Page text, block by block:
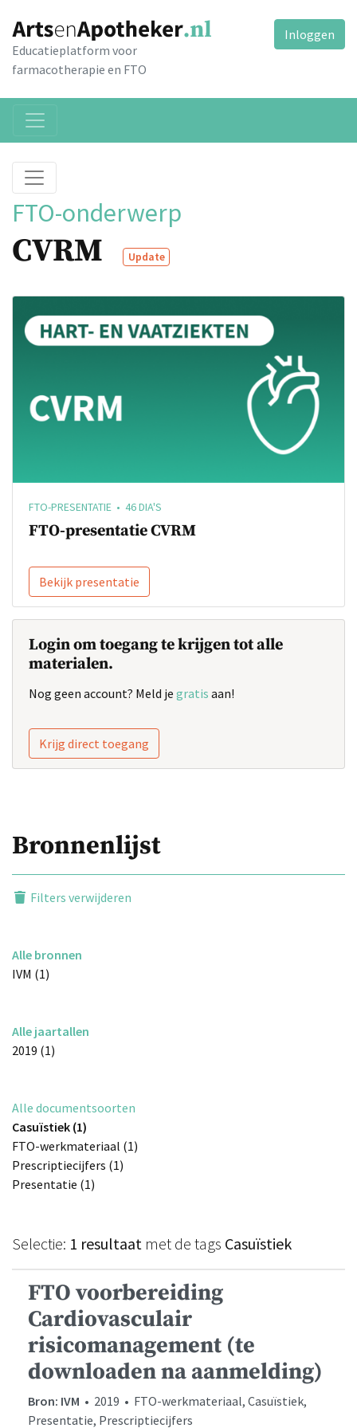
Educatieplatform voor
farmacotherapie en FTO
Inloggen
FTO-onderwerp
CVRM Update
FTO-PRESENTATIE • 46 DIA'S
FTO-presentatie CVRM
Bekijk presentatie
Login om toegang te krijgen tot alle
materialen.
Nog geen account? Meld je gratis aan!
Krijg direct toegang
Bronnenlijst
Filters verwijderen
Alle bronnen
IVM (1)
Alle jaartallen
2019 (1)
Alle documentsoorten
Casuïstiek (1)
FTO-werkmateriaal (1)
Prescriptiecijfers (1)
Presentatie (1)
Selectie: 1 resultaat met de tags Casuïstiek
FTO voorbereiding
Cardiovasculair
risicomanagement (te
downloaden na aanmelding)
Bron: IVM • 2019 • FTO-werkmateriaal, Casuïstiek,
Presentatie, Prescriptiecijfers